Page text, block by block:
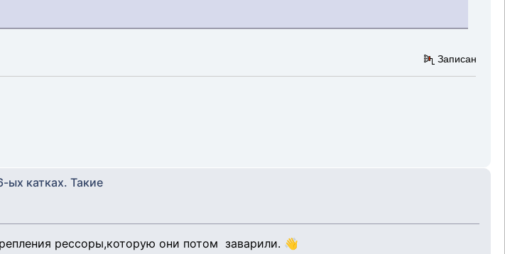
Записан
ых катках. Такие
рессоры,которую они потом заварили. 👋